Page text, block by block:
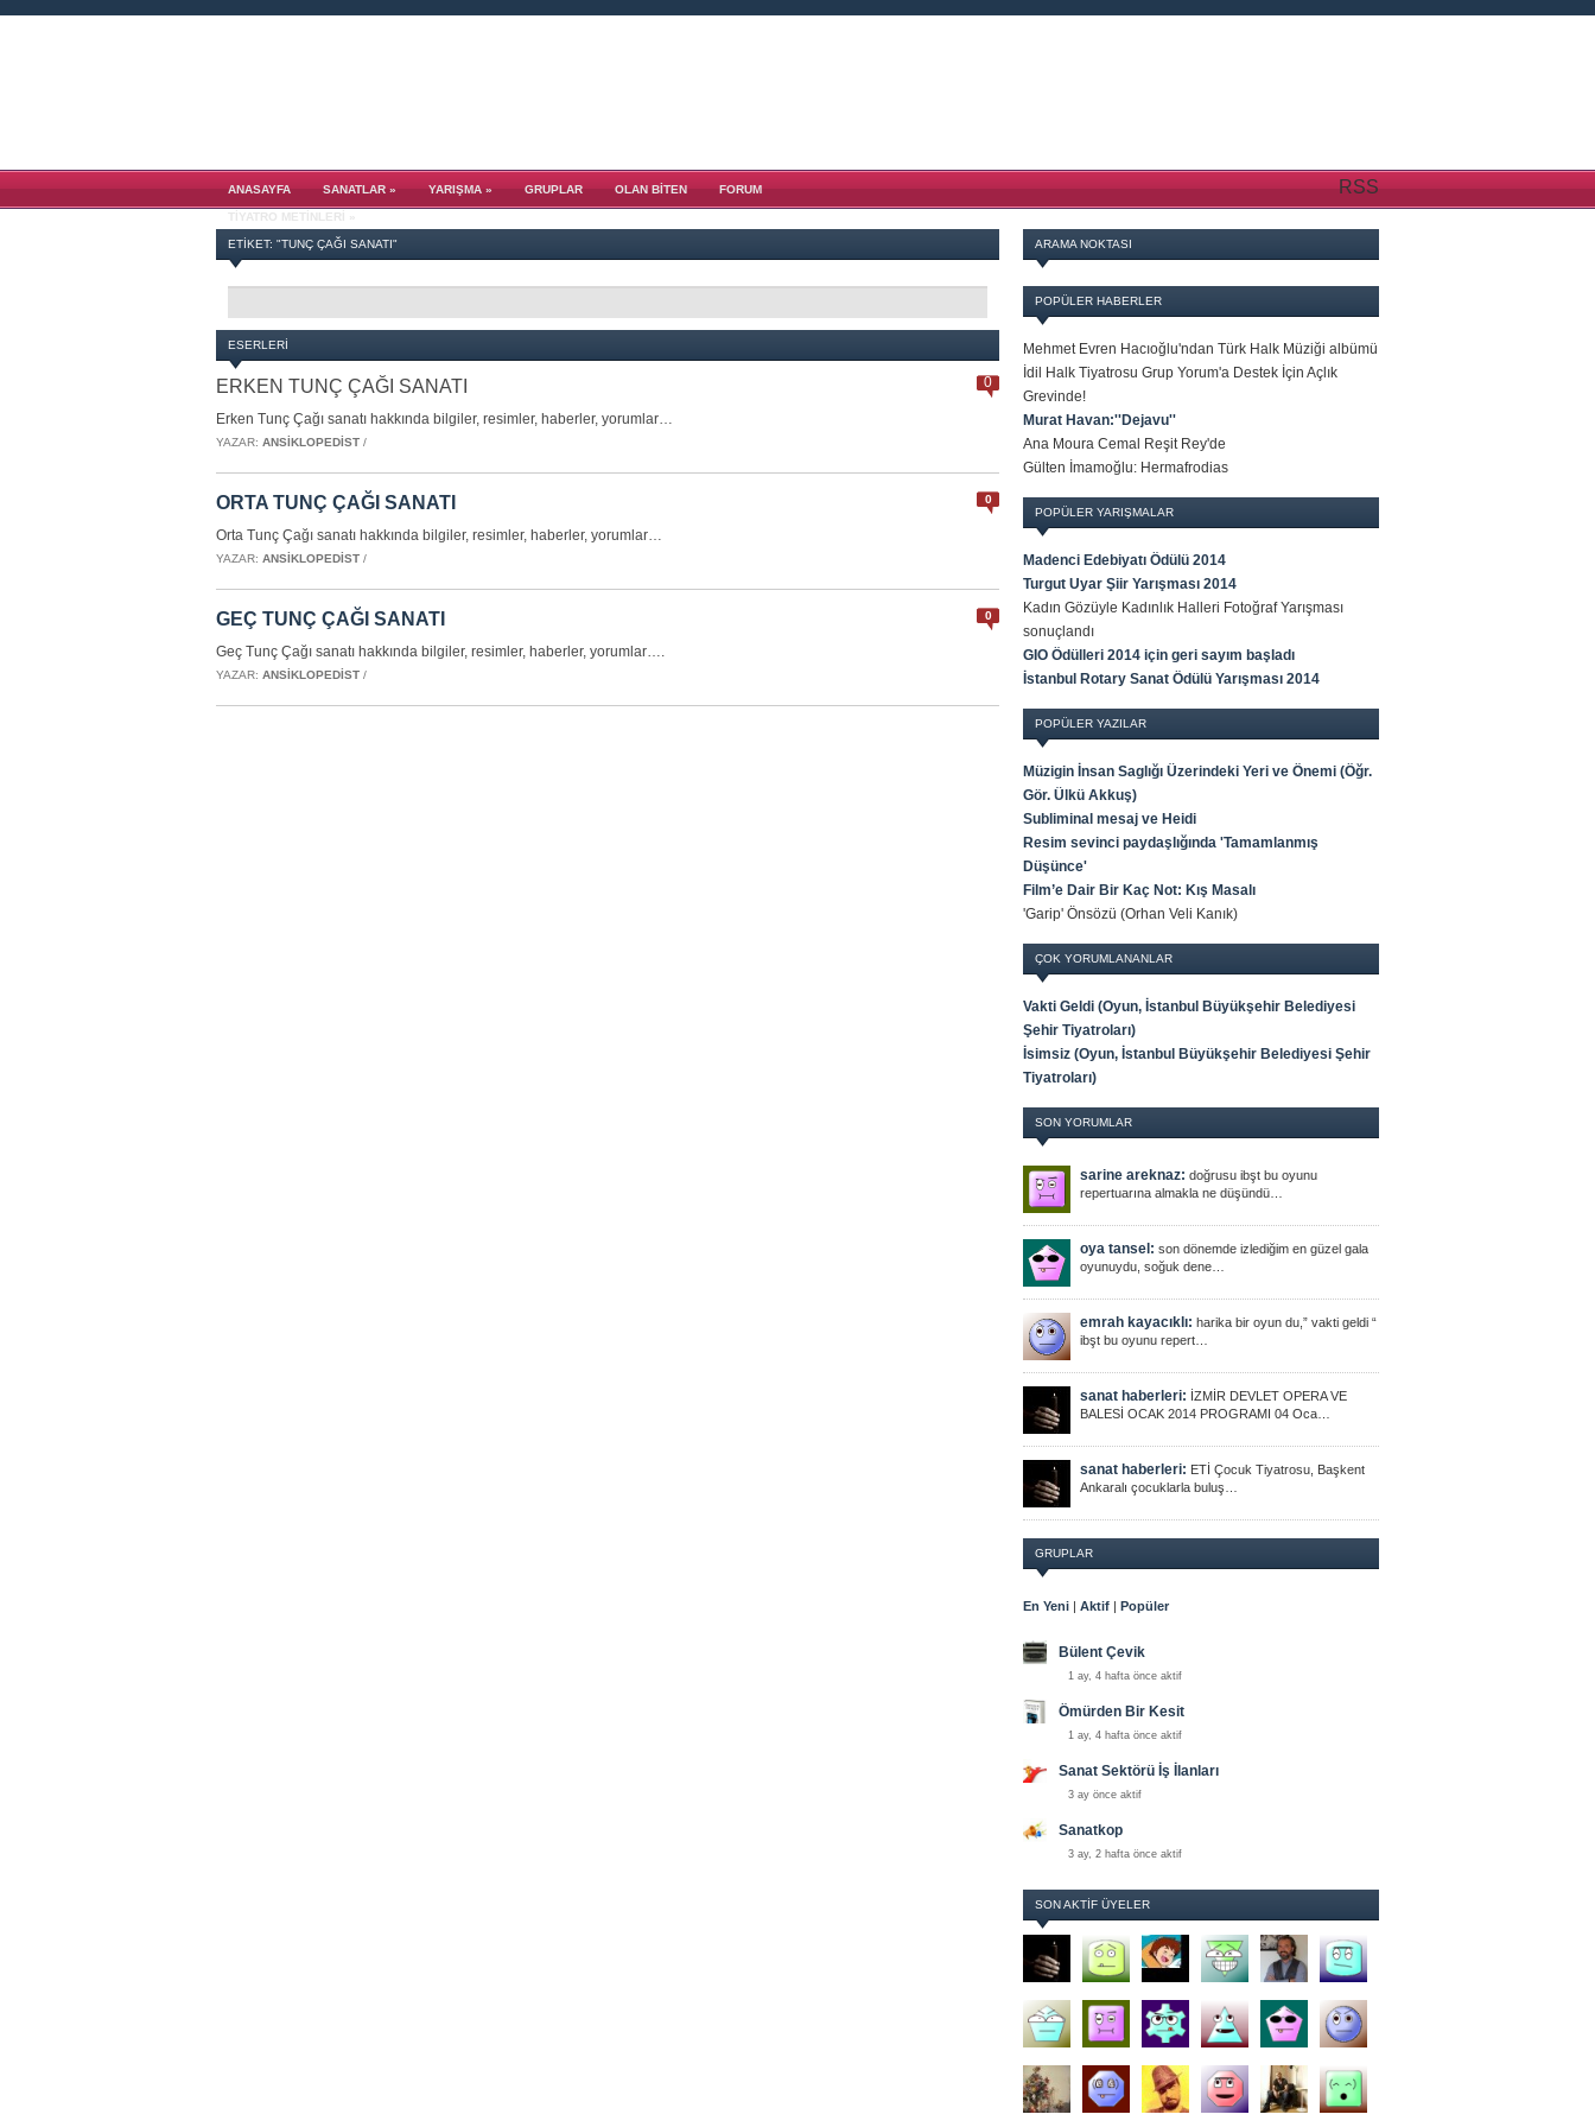
ANASAYFA SANATLAR» YARIŞMA» GRUPLAR OLAN BITEN FORUM
TIYATRO METINLERI »
RSS
ETIKET: "TUNÇ ÇAĞI SANATI"
ESERLERI
0
ERKEN TUNÇ ÇAĞI SANATI
Erken Tunç Çağı sanatı hakkında bilgiler, resimler, haberler, yorumlar…
YAZAR: ANSIKLOPEDIST /
0
ORTA TUNÇ ÇAĞI SANATI
Orta Tunç Çağı sanatı hakkında bilgiler, resimler, haberler, yorumlar…
YAZAR: ANSIKLOPEDIST /
0
GEÇ TUNÇ ÇAĞI SANATI
Geç Tunç Çağı sanatı hakkında bilgiler, resimler, haberler, yorumlar….
YAZAR: ANSIKLOPEDIST /
ARAMA NOKTASI
POPÜLER HABERLER
Mehmet Evren Hacıoğlu'ndan Türk Halk Müziği albümü
İdil Halk Tiyatrosu Grup Yorum'a Destek İçin Açlık
Grevinde!
Murat Havan:''Dejavu''
Ana Moura Cemal Reşit Rey'de
Gülten İmamoğlu: Hermafrodias
POPÜLER YARIŞMALAR
Madenci Edebiyatı Ödülü 2014
Turgut Uyar Şiir Yarışması 2014
Kadın Gözüyle Kadınlık Halleri Fotoğraf Yarışması
sonuçlandı
GIO Ödülleri 2014 için geri sayım başladı
İstanbul Rotary Sanat Ödülü Yarışması 2014
POPÜLER YAZILAR
Müzigin İnsan Saglığı Üzerindeki Yeri ve Önemi (Öğr.
Gör. Ülkü Akkuş)
Subliminal mesaj ve Heidi
Resim sevinci paydaşlığında 'Tamamlanmış
Düşünce'
Film’e Dair Bir Kaç Not: Kış Masalı
'Garip' Önsözü (Orhan Veli Kanık)
ÇOK YORUMLANANLAR
Vakti Geldi (Oyun, İstanbul Büyükşehir Belediyesi
Şehir Tiyatroları)
İsimsiz (Oyun, İstanbul Büyükşehir Belediyesi Şehir
Tiyatroları)
SON YORUMLAR
sarine areknaz: doğrusu ibşt bu oyunu
repertuarına almakla ne düşündü…
oya tansel: son dönemde izlediğim en güzel gala
oyunuydu, soğuk dene…
emrah kayacıklı: harika bir oyun du,” vakti geldi “
ibşt bu oyunu repert…
sanat haberleri: İZMİR DEVLET OPERA VE
BALESİ OCAK 2014 PROGRAMI 04 Oca…
sanat haberleri: ETİ Çocuk Tiyatrosu, Başkent
Ankaralı çocuklarla buluş…
GRUPLAR
En Yeni | Aktif | Popüler
Bülent Çevik
1 ay, 4 hafta önce aktif
Ömürden Bir Kesit
1 ay, 4 hafta önce aktif
Sanat Sektörü İş İlanları
3 ay önce aktif
Sanatkop
3 ay, 2 hafta önce aktif
SON AKTIF ÜYELER